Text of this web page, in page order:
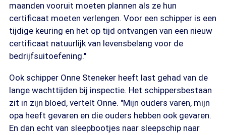
maanden vooruit moeten plannen als ze hun
certificaat moeten verlengen. Voor een schipper is een
tijdige keuring en het op tijd ontvangen van een nieuw
certificaat natuurlijk van levensbelang voor de
bedrijfsuitoefening."
Ook schipper Onne Steneker heeft last gehad van de
lange wachttijden bij inspectie. Het schippersbestaan
zit in zijn bloed, vertelt Onne. "Mijn ouders varen, mijn
opa heeft gevaren en die ouders hebben ook gevaren.
En dan echt van sleepbootjes naar sleepschip naar